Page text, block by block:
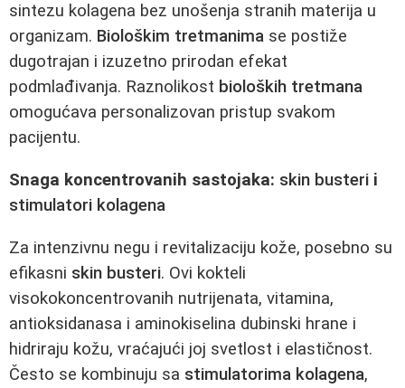
sintezu kolagena bez unošenja stranih materija u
organizam. Biološkim tretmanima se postiže
dugotrajan i izuzetno prirodan efekat
podmlađivanja. Raznolikost bioloških tretmana
omogućava personalizovan pristup svakom
pacijentu.
Snaga koncentrovanih sastojaka: skin busteri i
stimulatori kolagena
Za intenzivnu negu i revitalizaciju kože, posebno su
efikasni skin busteri. Ovi kokteli
visokokoncentrovanih nutrijenata, vitamina,
antioksidanasa i aminokiselina dubinski hrane i
hidriraju kožu, vraćajući joj svetlost i elastičnost.
Često se kombinuju sa stimulatorima kolagena,